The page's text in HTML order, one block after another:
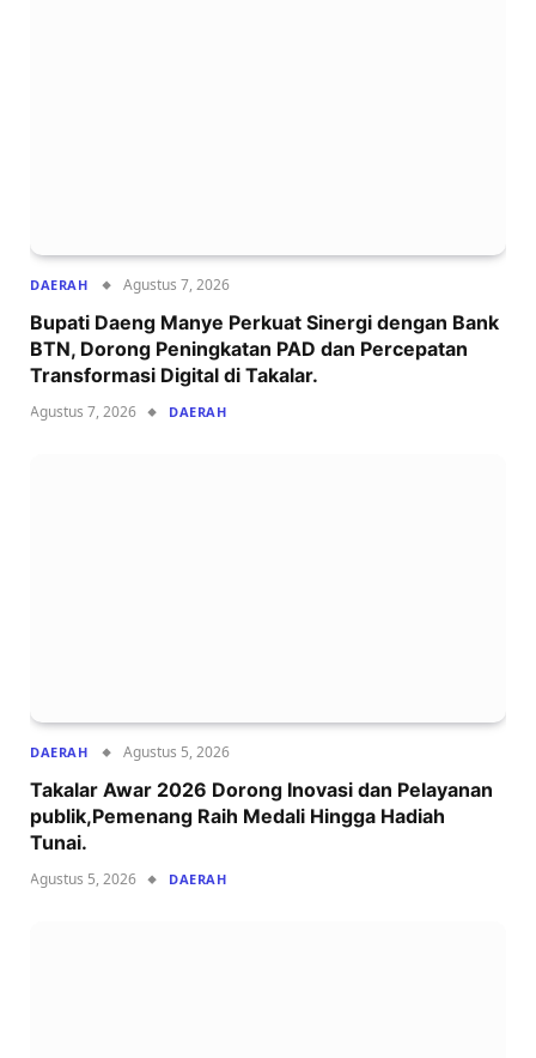
DAERAH Agustus 7, 2026
Bupati Daeng Manye Perkuat Sinergi dengan Bank
BTN, Dorong Peningkatan PAD dan Percepatan
Transformasi Digital di Takalar.
Agustus 7, 2026 DAERAH
DAERAH Agustus 5, 2026
Takalar Awar 2026 Dorong Inovasi dan Pelayanan
publik,Pemenang Raih Medali Hingga Hadiah
Tunai.
Agustus 5, 2026 DAERAH